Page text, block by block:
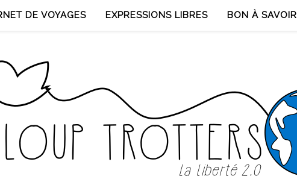
DE VOYAGES EXPRESSIONS LIBRES BON À SAVOIR